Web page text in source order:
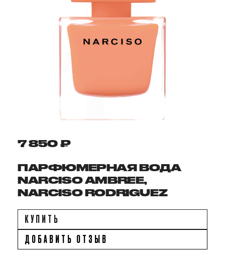
7 850 ₽
ПАРФЮМЕРНАЯ ВОДА
NARCISO AMBREE,
NARCISO RODRIGUEZ
КУПИТЬ
ДОБАВИТЬ ОТЗЫВ